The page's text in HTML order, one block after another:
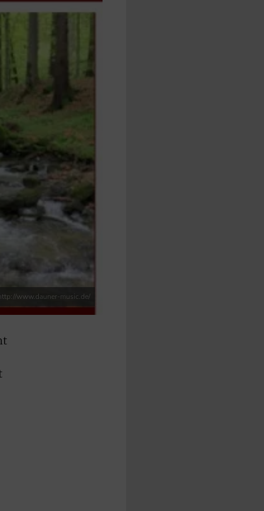
www.dauner-music.de/